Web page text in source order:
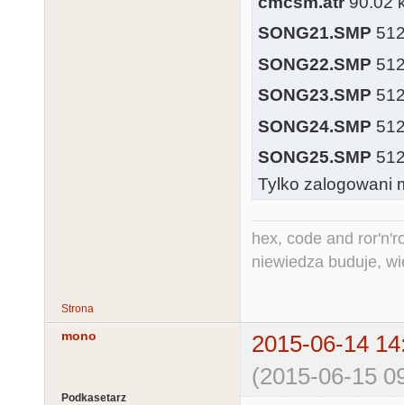
SONG21.SMP
SONG22.SMP
SONG23.SMP
SONG24.SMP
SONG25.SMP
Tylko zalogowani
hex, code and
niewiedza buduje,
Strona
mono
2015-06-14
(2015-06-15
Podkasetarz